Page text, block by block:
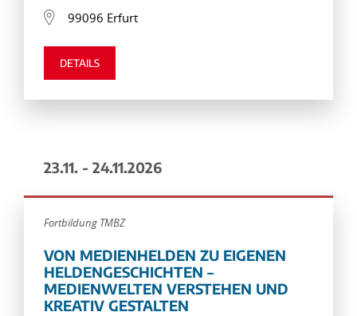
99096 Erfurt
DETAILS
23.11. - 24.11.2026
Fortbildung TMBZ
VON MEDIENHELDEN ZU EIGENEN
HELDENGESCHICHTEN –
MEDIENWELTEN VERSTEHEN UND
KREATIV GESTALTEN